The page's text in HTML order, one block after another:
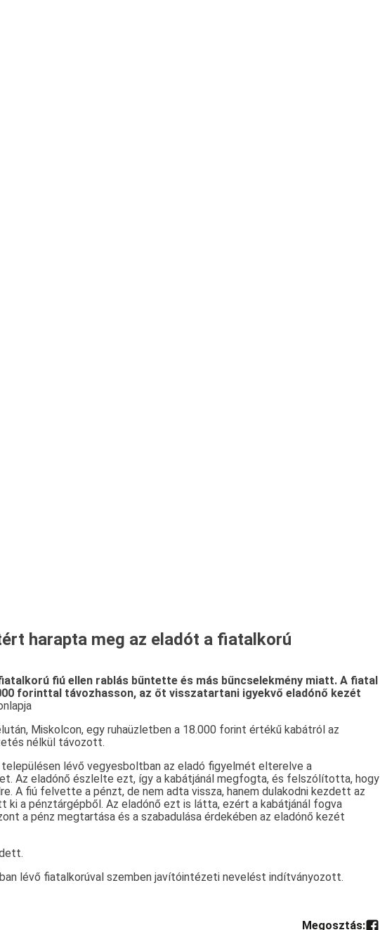
harapta meg az eladót a fiatalkorú
fiú ellen rablás bűntette és más bűncselekmény miatt. A fiatal
forinttal távozhasson, az őt visszatartani igyekvő eladónő kezét
Miskolcon, egy ruhaüzletben a 18.000 forint értékű kabátról az
nélkül távozott.
lévő vegyesboltban az eladó figyelmét elterelve a
Az eladónő észlelte ezt, így a kabátjánál megfogta, és felszólította, hogy
A fiú felvette a pénzt, de nem adta vissza, hanem dulakodni kezdett az
a pénztárgépből. Az eladónő ezt is látta, ezért a kabátjánál fogva
a pénz megtartása és a szabadulása érdekében az eladónő kezét
lévő fiatalkorúval szemben javítóintézeti nevelést indítványozott.
Megosztás: